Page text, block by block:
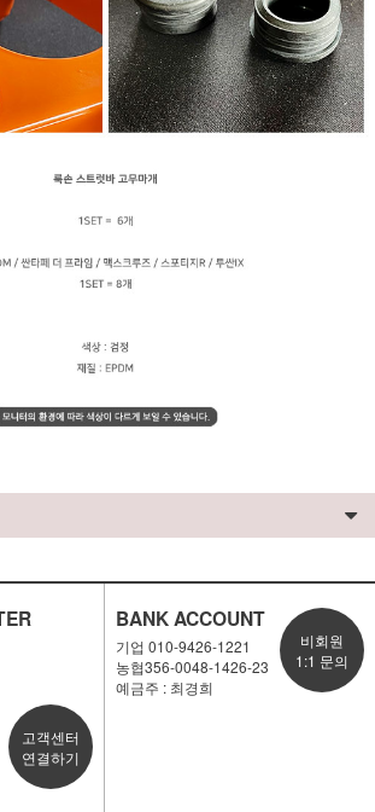
고객센터
연결하기
BANK ACCOUNT
기업 010-9426-1221
농협356-0048-1426-23
예금주 : 최경희
비회원
1:1 문의